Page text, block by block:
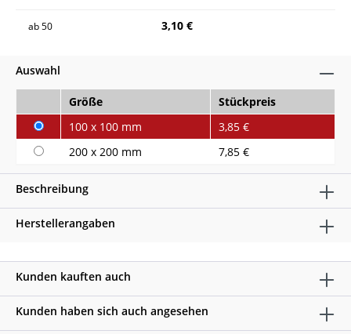
ab50 3,10 €
Auswahl
Größe
Stückpreis
100 x 100 mm
3,85 €
200 x 200 mm
7,85 €
Beschreibung
Herstellerangaben
Kunden kauften auch
Kunden haben sich auch angesehen